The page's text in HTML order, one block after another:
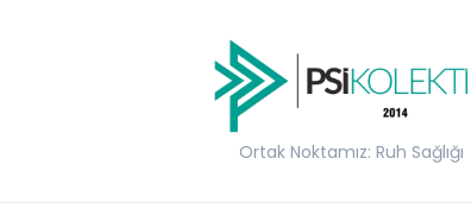
Ortak Noktamız: Ruh Sağlığı